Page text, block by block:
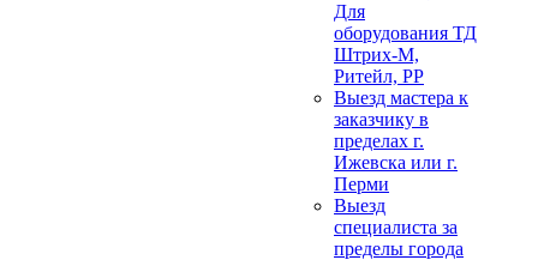
Для
оборудования ТД
Штрих-М,
Ритейл, РР
Выезд мастера к
заказчику в
пределах г.
Ижевска или г.
Перми
Выезд
специалиста за
пределы города